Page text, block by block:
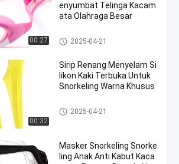
00:27
enyumbat Telinga Kacam
ata Olahraga Besar
Anti Fog Kolam Goggles
2025-04-21
00:32
Sirip Renang Menyelam Si
likon Kaki Terbuka Untuk
Snorkeling Warna Khusus
Sirip Berenang Selam
2025-04-21
Masker Snorkeling Snorke
ling Anak Anti Kabut Kaca